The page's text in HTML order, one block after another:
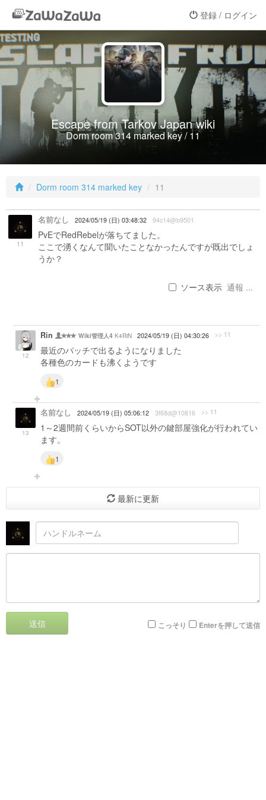
登録 / ログイン
Escape from Tarkov Japan wiki
Dorm room 314 marked key / 11
Dorm room 314 marked key 11
11
名前なし 2024/05/19 (日) 03:48:32 94c14@b9501
PvEでRedRebelが落ちてました。
ここで湧くなんて聞いたことなかったんですが既出でしょ
うか？
ソース表示 通報 ...
12
Rin Wiki管理人4 K4RiN 2024/05/19 (日) 04:30:26 >> 11
最近のパッチで出るようになりました
各種色のカードも沸くようです
1
13
名前なし 2024/05/19 (日) 05:06:12 3f68d@10816 >> 11
1～2週間前くらいからSOT以外の鍵部屋強化が行われてい
ます。
1
最新に更新
送信 こっそり Enterを押して送信